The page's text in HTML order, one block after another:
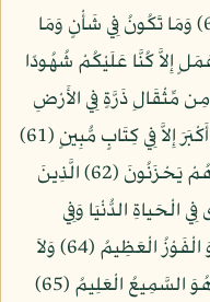
النَّاسِ وَلَكِنَّ أَكْثَرَهُمْ لاَ يَشْكُرُونَ (60) وَمَا تَكُونُ فِي شَأْنٍ وَمَا
إِلاَّ كُنَّا عَلَيْكُمْ شُهُودًا
مِّثْقَالِ ذَرَّةٍ فِي الأَرْضِ
وَلاَ فِي السَّمَاء وَلاَ أَصْغَرَ مِن ذَلِكَ وَلا أَكْبَرَ إِلاَّ فِي كِتَابٍ مُّبِينٍ (61)
أَلا إِنَّ أَوْلِيَاء اللّهِ لاَ خَوْفٌ عَلَيْهِمْ وَلاَ هُمْ يَحْزَنُونَ (62) الَّذِينَ
لَهُمُ الْبُشْرَى فِي الْحَياةِ الدُّنْيَا وَفِي
الآخِرَةِ لاَ تَبْدِيلَ لِكَلِمَاتِ اللّهِ ذَلِكَ هُوَ الْفَوْزُ الْعَظِيمُ (64) وَلاَ
يَحْزُنكَ قَوْلُهُمْ إِنَّ الْعِزَّةَ لِلّهِ جَمِيعًا هُوَ السَّمِيعُ الْعَلِيمُ (65)